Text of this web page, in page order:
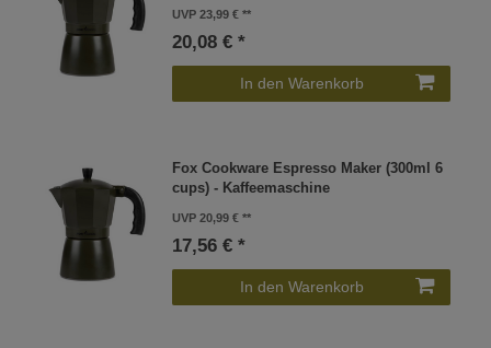
UVP 23,99 €
20,08 € *
In den Warenkorb
Fox Cookware Espresso Maker (300ml 6
cups) - Kaffeemaschine
UVP 20,99 €
17,56 € *
In den Warenkorb